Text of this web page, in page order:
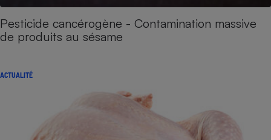
Pesticide cancérogène - Contamination massive
de produits au sésame
ACTUALITÉ